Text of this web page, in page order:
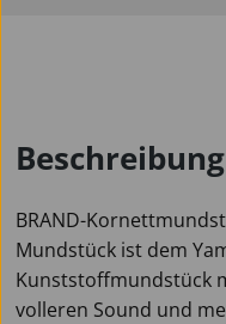
Beschreibung
BRAND-
Mundstück ist dem
Kunststoffmundstück
volleren Sound und